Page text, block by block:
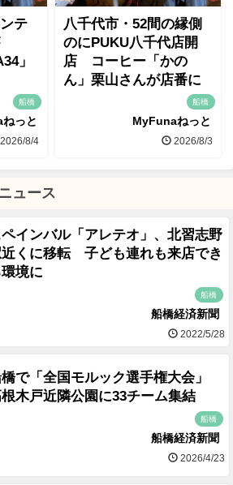
テ
」
船橋
っと
2026/8/4
八千代市・52間の縁側
のにPUKU八千代店開
店 コーヒー「かの
ん」栗山さんが店番に
船橋
MyFunaねっと
2026/8/3
ュース
インバル「アレテオ」、北習志野
くに移転 子ども連れも来店でき
境に
船橋
船橋経済新聞
2022/5/28
で「全国モルック選手権大会」
木戸近隣公園に33チーム集結
船橋
船橋経済新聞
2026/4/23